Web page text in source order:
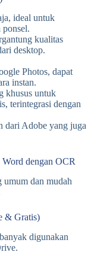
ideal untuk
kualitas
desktop.
Photos, dapat
instan.
khusus untuk
terintegrasi dengan
dari Adobe yang juga
dengan OCR
dan mudah
& Gratis)
digunakan